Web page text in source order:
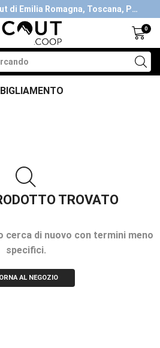
A servizio degli scout di Emilia Romagna, Toscana, Piemonte, Valle d'Aosta- Gratis la spedizione con ordini > €40
0
TROVATO
di nuovo con termini meno
specifici.
AL NEGOZIO